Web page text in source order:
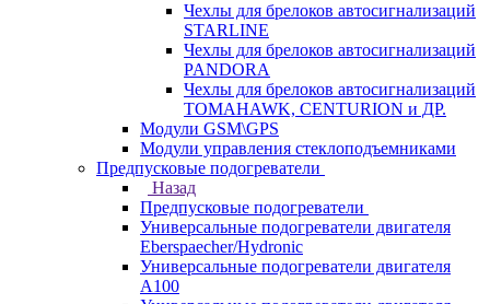
Чехлы для брелоков автосигнализаций
STARLINE
Чехлы для брелоков автосигнализаций
PANDORA
Чехлы для брелоков автосигнализаций
TOMAHAWK, CENTURION и ДР.
Модули GSM\GPS
Модули управления стеклоподъемниками
Предпусковые подогреватели
Назад
Предпусковые подогреватели
Универсальные подогреватели двигателя
Eberspaecher/Hydronic
Универсальные подогреватели двигателя
A100